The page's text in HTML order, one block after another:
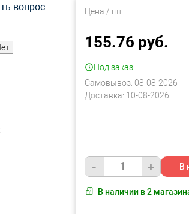
Цена / шт
155.76 руб.
Под заказ
Самовывоз: 08-08-2026
Доставка: 10-08-2026
- + В
В наличии в2
вопрос